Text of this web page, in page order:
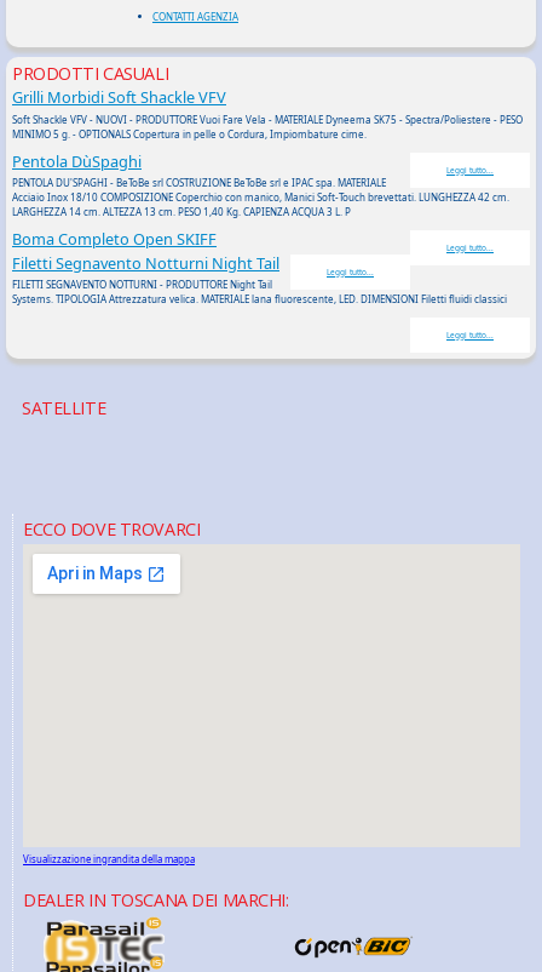
CONTATTI AGENZIA
PRODOTTI CASUALI
Grilli Morbidi Soft Shackle VFV
Soft Shackle VFV - NUOVI - PRODUTTORE Vuoi Fare Vela - MATERIALE Dyneema SK75 - Spectra/Poliestere -PESO
MINIMO 5 g. - OPTIONALS Copertura in pelle o Cordura, Impiombature cime.
Leggi tutto...
Pentola DùSpaghi
PENTOLA DU'SPAGHI - BeToBe srl COSTRUZIONE BeToBe srl e IPAC spa. MATERIALE
Acciaio Inox 18/10 COMPOSIZIONE Coperchio con manico, Manici Soft-Touch brevettati. LUNGHEZZA 42 cm.
LARGHEZZA 14 cm. ALTEZZA 13 cm. PESO 1,40 Kg. CAPIENZA ACQUA 3 L. P
Leggi tutto...
Boma Completo Open SKIFF
Leggi tutto...
Filetti Segnavento Notturni Night Tail
FILETTI SEGNAVENTO NOTTURNI - PRODUTTORE Night Tail
Systems. TIPOLOGIA Attrezzatura velica. MATERIALE lana fluorescente, LED. DIMENSIONI Filetti fluidi classici
Leggi tutto...
SATELLITE
ECCO DOVE TROVARCI
Visualizzazione ingrandita della mappa
DEALER IN TOSCANA DEI MARCHI: